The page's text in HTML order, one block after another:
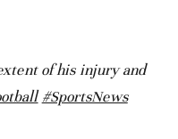
of his injury and
#SportsNews